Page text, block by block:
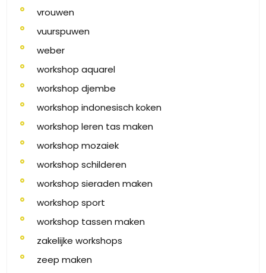
vrouwen
vuurspuwen
weber
workshop aquarel
workshop djembe
workshop indonesisch koken
workshop leren tas maken
workshop mozaiek
workshop schilderen
workshop sieraden maken
workshop sport
workshop tassen maken
zakelijke workshops
zeep maken